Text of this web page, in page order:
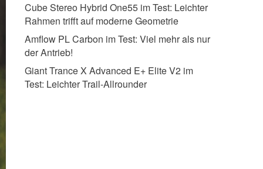
Cube Stereo Hybrid One55 im Test: Leichter
Rahmen trifft auf moderne Geometrie
Amflow PL Carbon im Test: Viel mehr als nur
der Antrieb!
Giant Trance X Advanced E+ Elite V2 im
Test: Leichter Trail-Allrounder